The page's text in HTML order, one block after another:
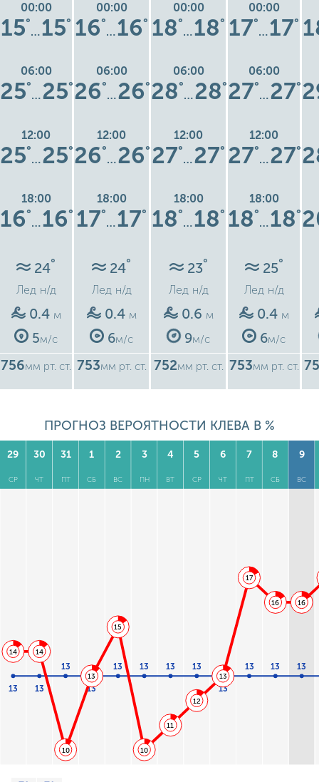
00:00
15°
…15°
06:00
25°
…25°
12:00
25°
…25°
18:00
16°
…16°
24°
Лед н/д
0.4 м
5м/с
756мм рт. ст.
00:00
16°
…16°
06:00
26°
…26°
12:00
26°
…26°
18:00
17°
…17°
24°
Лед н/д
0.4 м
6м/с
753мм рт. ст.
00:00
18°
…18°
06:00
28°
…28°
12:00
27°
…27°
18:00
18°
…18°
23°
Лед н/д
0.6 м
9м/с
752мм рт. ст.
00:00
17°
…17°
06:00
27°
…27°
12:00
27°
…27°
18:00
18°
…18°
25°
Лед н/д
0.4 м
6м/с
753мм рт. ст.
ПРОГНОЗ ВЕРОЯТНОСТИ КЛЕВА В %
29
СР
30
ЧТ
31
ПТ
1
СБ
2
ВС
3
ПН
4
ВТ
5
СР
6
ЧТ
7
ПТ
8
СБ
9
ВС
13 13
13
13
13 13 13 13
13
13 13 13
14 14
10
13
15
10
11
12
13
17
16 16